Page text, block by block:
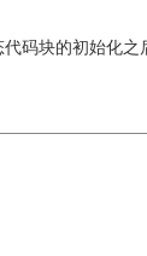
码块的初始化之